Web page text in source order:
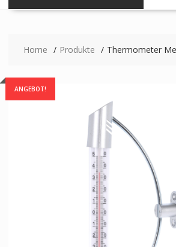
Home Produkte Thermometer
ANGEBOT!